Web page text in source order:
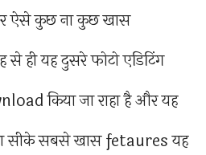
ऐसे कुछ ना कुछ खास
ही यह दुसरे फोटो एडिटिंग
किया जा राहा है और यह
सीके सबसे खास fetaures यह